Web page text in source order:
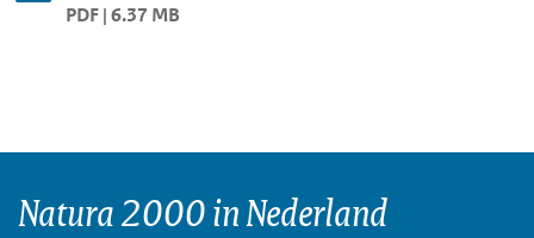
PDF | 6.37 MB
Natura 2000 in Nederland